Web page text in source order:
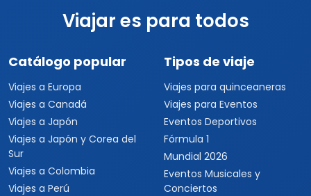
Viajar es para todos
Catálogo popular
Viajes a Europa
Viajes a Canadá
Viajes a Japón
Viajes a Japón y Corea del
Sur
Viajes a Colombia
Viajes a Perú
Tipos de viaje
Viajes para quinceaneras
Viajes para Eventos
Eventos Deportivos
Fórmula 1
Mundial 2026
Eventos Musicales y
Conciertos